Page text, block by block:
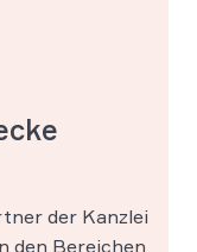
der Kanzlei
den Bereichen